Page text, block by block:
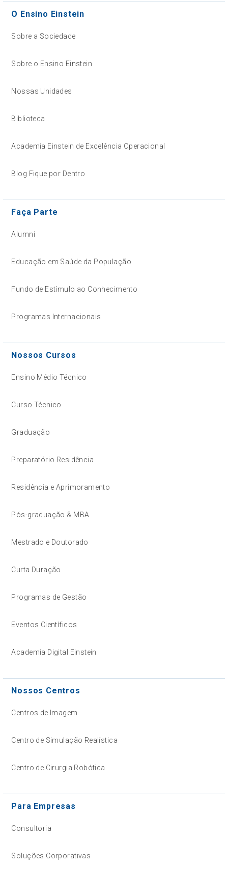
O Ensino Einstein
Sobre a Sociedade
Sobre o Ensino Einstein
Nossas Unidades
Biblioteca
Academia Einstein de Excelência Operacional
Blog Fique por Dentro
Faça Parte
Alumni
Educação em Saúde da População
Fundo de Estímulo ao Conhecimento
Programas Internacionais
Nossos Cursos
Ensino Médio Técnico
Curso Técnico
Graduação
Preparatório Residência
Residência e Aprimoramento
Pós-graduação & MBA
Mestrado e Doutorado
Curta Duração
Programas de Gestão
Eventos Científicos
Academia Digital Einstein
Nossos Centros
Centros de Imagem
Centro de Simulação Realística
Centro de Cirurgia Robótica
Para Empresas
Consultoria
Soluções Corporativas